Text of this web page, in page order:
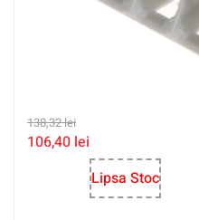
138,32lei
106,40 lei
Lipsa Stoc